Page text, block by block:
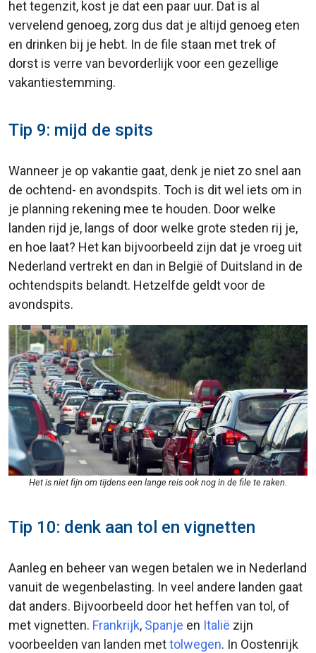
het tegenzit, kost je dat een paar uur. Dat is al
vervelend genoeg, zorg dus dat je altijd genoeg eten
en drinken bij je hebt. In de file staan met trek of
dorst is verre van bevorderlijk voor een gezellige
vakantiestemming.
Tip 9: mijd de spits
Wanneer je op vakantie gaat, denk je niet zo snel aan
de ochtend- en avondspits. Toch is dit wel iets om in
je planning rekening mee te houden. Door welke
landen rijd je, langs of door welke grote steden rij je,
en hoe laat? Het kan bijvoorbeeld zijn dat je vroeg uit
Nederland vertrekt en dan in België of Duitsland in de
ochtendspits belandt. Hetzelfde geldt voor de
avondspits.
Het is niet fijn om tijdens een lange reis ook nog in de file te raken.
Tip 10: denk aan tol en vignetten
Aanleg en beheer van wegen betalen we in Nederland
vanuit de wegenbelasting. In veel andere landen gaat
dat anders. Bijvoorbeeld door het heffen van tol, of
met vignetten. Frankrijk, Spanje en Italië zijn
voorbeelden van landen mettolwegen. In Oostenrijk